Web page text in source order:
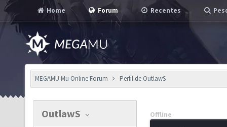
Home Forum Recentes
MEGAMU Mu Online Forum Perfil de OutlawS
OutlawS
Offline